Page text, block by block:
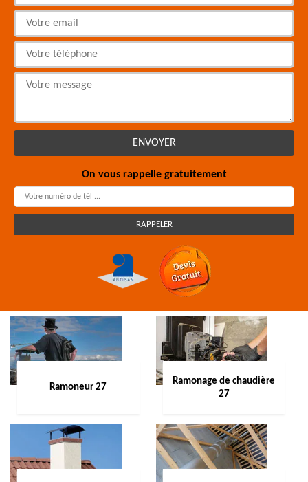
On vous rappelle gratuitement
Ramoneur 27
Ramonage de chaudière
27